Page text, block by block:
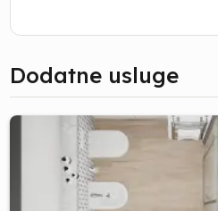
Dodatne usluge